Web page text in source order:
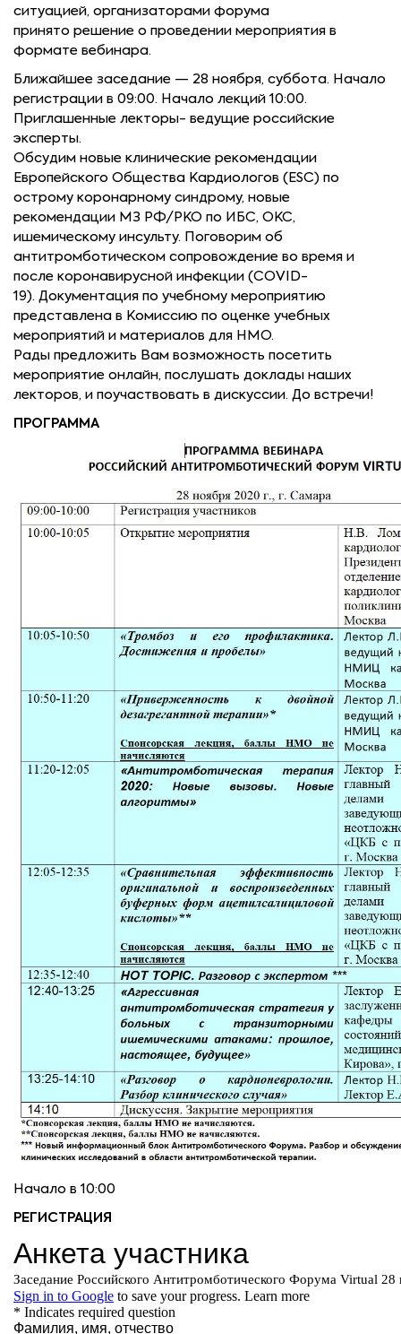
ситуацией, организаторами форума
принято решение о проведении мероприятия в
формате вебинара.
Ближайшее заседание — 28 ноября, суббота. Начало
регистрации в 09:00. Начало лекций 10:00.
Приглашенные лекторы- ведущие российские
эксперты.
Обсудим новые клинические рекомендации
Европейского Общества Кардиологов (ESC) по
острому коронарному синдрому, новые
рекомендации МЗ РФ/РКО по ИБС, ОКС,
ишемическому инсульту. Поговорим об
антитромботическом сопровождение во время и
после коронавирусной инфекции (COVID-
19). Документация по учебному мероприятию
представлена в Комиссию по оценке учебных
мероприятий и материалов для НМО.
Рады предложить Вам возможность посетить
мероприятие онлайн, послушать доклады наших
лекторов, и поучаствовать в дискуссии. До встречи!
ПРОГРАММА
Начало в 10:00
РЕГИСТРАЦИЯ